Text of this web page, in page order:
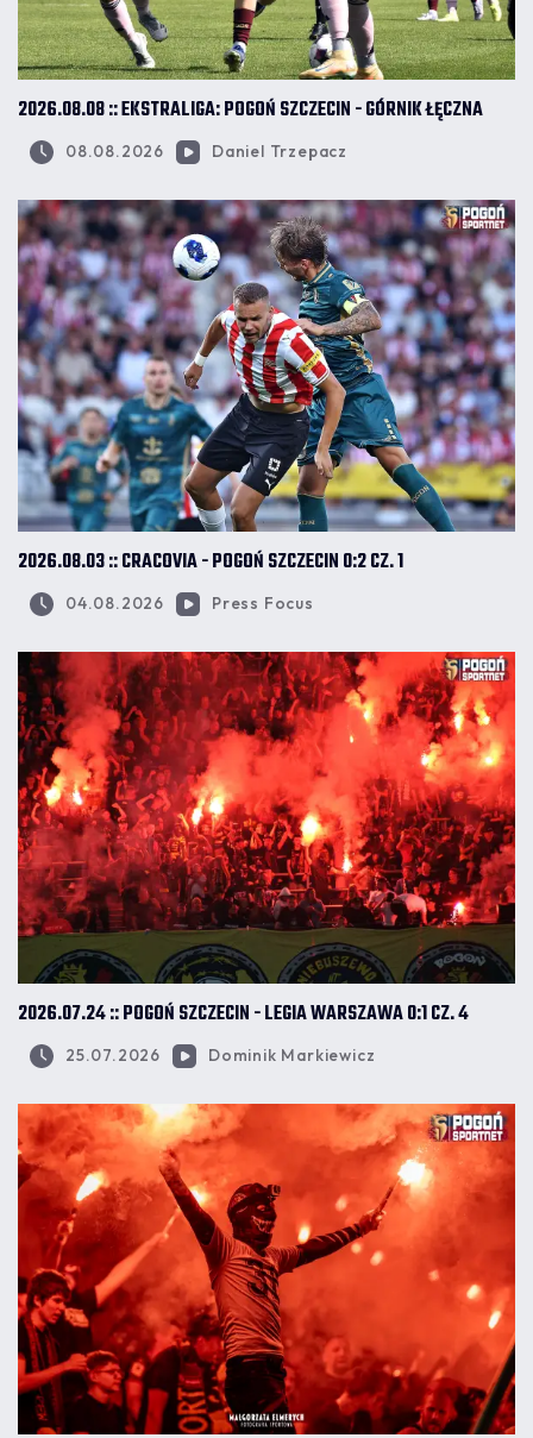
2026.08.08 :: EKSTRALIGA: POGOŃ SZCZECIN - GÓRNIK ŁĘCZNA
08.08.2026 Daniel Trzepacz
2026.08.03 :: CRACOVIA - POGOŃ SZCZECIN 0:2 CZ. 1
04.08.2026 Press Focus
2026.07.24 :: POGOŃ SZCZECIN - LEGIA WARSZAWA 0:1 CZ. 4
25.07.2026 Dominik Markiewicz